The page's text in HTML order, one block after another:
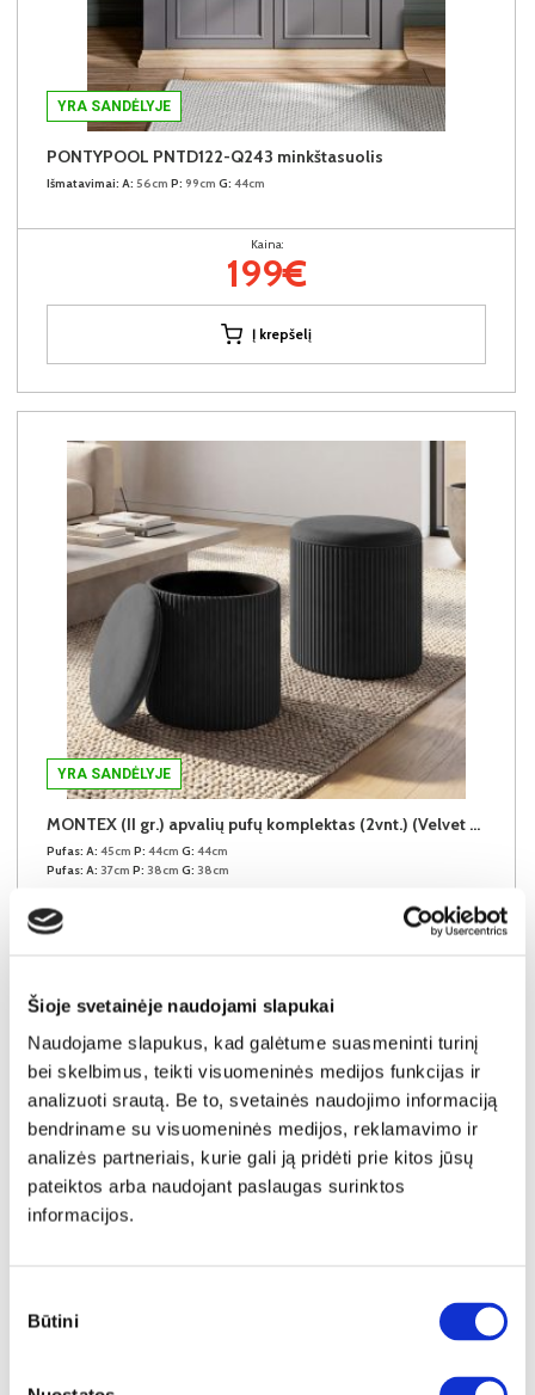
Šioje svetainėje naudojami slapukai
Naudojame slapukus, kad galėtume suasmeninti turinį
bei skelbimus, teikti visuomeninės medijos funkcijas ir
analizuoti srautą. Be to, svetainės naudojimo informaciją
bendriname su visuomeninės medijos, reklamavimo ir
analizės partneriais, kurie gali ją pridėti prie kitos jūsų
pateiktos arba naudojant paslaugas surinktos
informacijos.
pasirinkimas
Būtini
YRA SANDĖLYJE
PONTYPOOL PNTD122-Q243 minkštasuolis
Išmatavimai: A: 56cm P: 99cm G: 44cm
Kaina:
199€
Į krepšelį
YRA SANDĖLYJE
MONTEX (II gr.) apvalių pufų komplektas (2vnt.) (Velvet #80 Juodas)
Pufas: A: 45cm P: 44cm G: 44cm
Pufas: A: 37cm P: 38cm G: 38cm
Į krepšelį